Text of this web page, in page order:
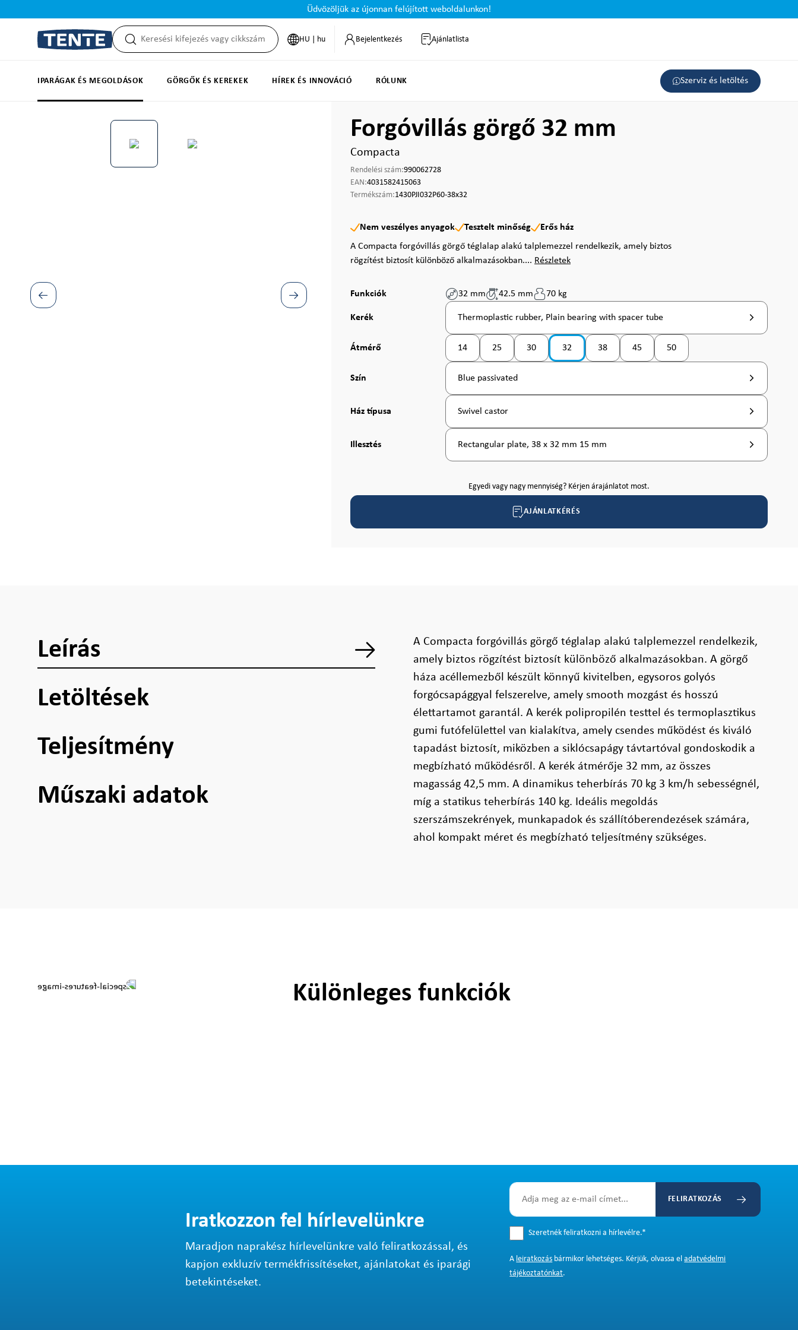
Üdvözöljük az újonnan felújított weboldalunkon!
HU | hu Bejelentkezés Ajánlatlista
IPARÁGAK ÉS MEGOLDÁSOK GÖRGŐK ÉS KEREKEK HÍREK ÉS INNOVÁCIÓ RÓLUNK Szerviz és letöltés
Képgaléria kihagyása Forgóvillás görgő 32 mm
Compacta
Rendelési szám:990062728
EAN:4031582415063
Termékszám:1430PJI032P60-38x32
Nem veszélyes anyagok Tesztelt minőség
Erős ház
A Compacta forgóvillás görgő téglalap alakú talplemezzel rendelkezik, amely biztos
rögzítést biztosít különböző alkalmazásokban.... Részletek
Funkciók 32 mm 42.5 mm 70 kg
Válasszon
Kerék Thermoplastic rubber, Plain bearing with spacer tube
Válasszon
Átmérő 14
(Ez az opció jelenleg nem érhető el. )
25
(Ez az opció jelenleg nem érhető el. )
30
(Ez az opció jelenleg nem érhető el. )
32 38
(Ez az opció jelenleg nem érhető el. )
45
(Ez az opció jelenleg nem érhető el. )
50
(Ez az opció jelenleg nem érhető el. )
Válasszon
Szín Blue passivated
Válasszon
Ház típusa Swivel castor
Válasszon
Illesztés Rectangular plate, 38 x 32 mm 15 mm
Egyedi vagy nagy mennyiség? Kérjen árajánlatot most.
AJÁNLATKÉRÉS
Leírás
Letöltések
Teljesítmény
Műszaki adatok
A Compacta forgóvillás görgő téglalap alakú talplemezzel rendelkezik,
amely biztos rögzítést biztosít különböző alkalmazásokban. A görgő
háza acéllemezből készült könnyű kivitelben, egysoros golyós
forgócsapággyal felszerelve, amely smooth mozgást és hosszú
élettartamot garantál. A kerék polipropilén testtel és termoplasztikus
gumi futófelülettel van kialakítva, amely csendes működést és kiváló
tapadást biztosít, miközben a siklócsapágy távtartóval gondoskodik a
megbízható működésről. A kerék átmérője 32 mm, az összes
magasság 42,5 mm. A dinamikus teherbírás 70 kg 3 km/h sebességnél,
míg a statikus teherbírás 140 kg. Ideális megoldás
szerszámszekrények, munkapadok és szállítóberendezések számára,
ahol kompakt méret és megbízható teljesítmény szükséges.
Különleges funkciók
Iratkozzon fel hírlevelünkre
Maradjon naprakész hírlevelünkre való feliratkozással, és
kapjon exkluzív termékfrissítéseket, ajánlatokat és iparági
betekintéseket.
FELIRATKOZÁS
Szeretnék feliratkozni a hírlevélre.*
A leiratkozás bármikor lehetséges. Kérjük, olvassa eladatvédelmi
tájékoztatónkat.